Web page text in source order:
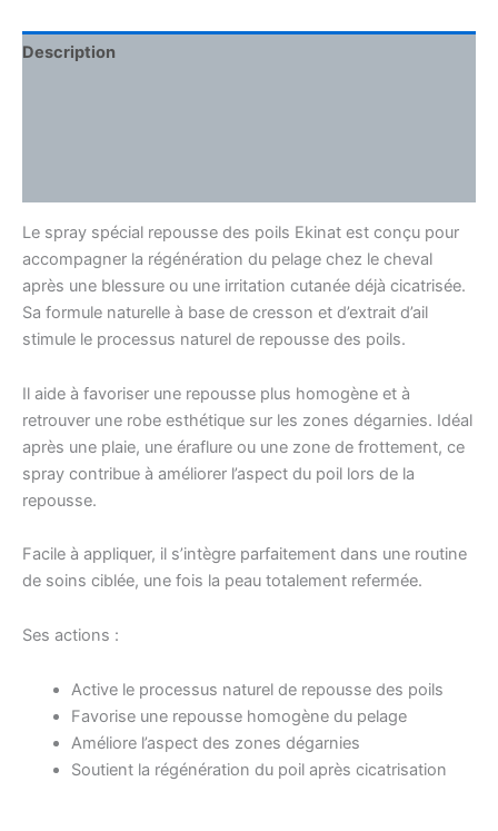
Description
Le spray spécial repousse des poils Ekinat est conçu pour
accompagner la régénération du pelage chez le cheval
après une blessure ou une irritation cutanée déjà cicatrisée.
Sa formule naturelle à base de cresson et d’extrait d’ail
stimule le processus naturel de repousse des poils.
Il aide à favoriser une repousse plus homogène et à
retrouver une robe esthétique sur les zones dégarnies. Idéal
après une plaie, une éraflure ou une zone de frottement, ce
spray contribue à améliorer l’aspect du poil lors de la
repousse.
Facile à appliquer, il s’intègre parfaitement dans une routine
de soins ciblée, une fois la peau totalement refermée.
Ses actions :
Active le processus naturel de repousse des poils
Favorise une repousse homogène du pelage
Améliore l’aspect des zones dégarnies
Soutient la régénération du poil après cicatrisation